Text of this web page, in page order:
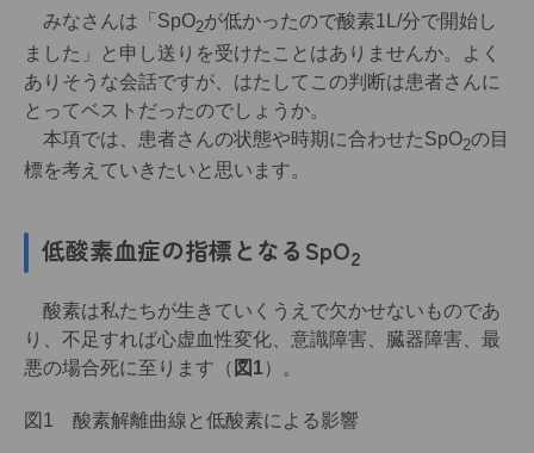
みなさんは「SpO2が低かったので酸素1L/分で開始し
ました」と申し送りを受けたことはありませんか。よく
ありそうな会話ですが、はたしてこの判断は患者さんに
とってベストだったのでしょうか。
本項では、患者さんの状態や時期に合わせたSpO2の目
標を考えていきたいと思います。
低酸素血症の指標となるSpO2
酸素は私たちが生きていくうえで欠かせないものであ
り、不足すれば心虚血性変化、意識障害、臓器障害、最
悪の場合死に至ります（ 図1）。
図1 酸素解離曲線と低酸素による影響